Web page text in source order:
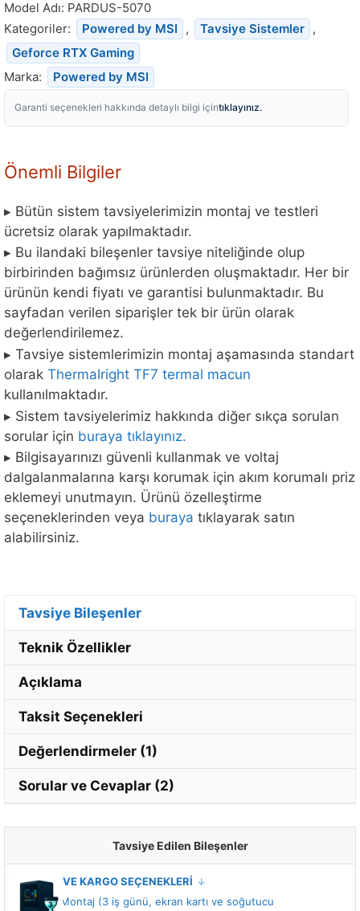
Model Adı: PARDUS-5070
Kategoriler:
Powered by MSI , Tavsiye Sistemler ,
Geforce RTX Gaming
Marka:
Powered by MSI
Garanti seçenekleri hakkında detaylı bilgi içintıklayınız.
Önemli Bilgiler
▸ Bütün sistem tavsiyelerimizin montaj ve testleri
ücretsiz olarak yapılmaktadır.
▸ Bu ilandaki bileşenler tavsiye niteliğinde olup
birbirinden bağımsız ürünlerden oluşmaktadır. Her bir
ürünün kendi fiyatı ve garantisi bulunmaktadır. Bu
sayfadan verilen siparişler tek bir ürün olarak
değerlendirilemez.
▸ Tavsiye sistemlerimizin montaj aşamasında standart
olarak Thermalright TF7 termal macun
kullanılmaktadır.
▸ Sistem tavsiyelerimiz hakkında diğer sıkça sorulan
sorular için buraya tıklayınız.
▸ Bilgisayarınızı güvenli kullanmak ve voltaj
dalgalanmalarına karşı korumak için akım korumalı priz
eklemeyi unutmayın. Ürünü özelleştirme
seçeneklerinden veya buraya tıklayarak satın
alabilirsiniz.
Tavsiye Bileşenler
Teknik Özellikler
Açıklama
Taksit Seçenekleri
Değerlendirmeler (1)
Sorular ve Cevaplar (2)
Tavsiye Edilen Bileşenler
MONTAJ VE KARGO SEÇENEKLERİ
Standart Montaj (3 iş günü, ekran kartı ve soğutucu